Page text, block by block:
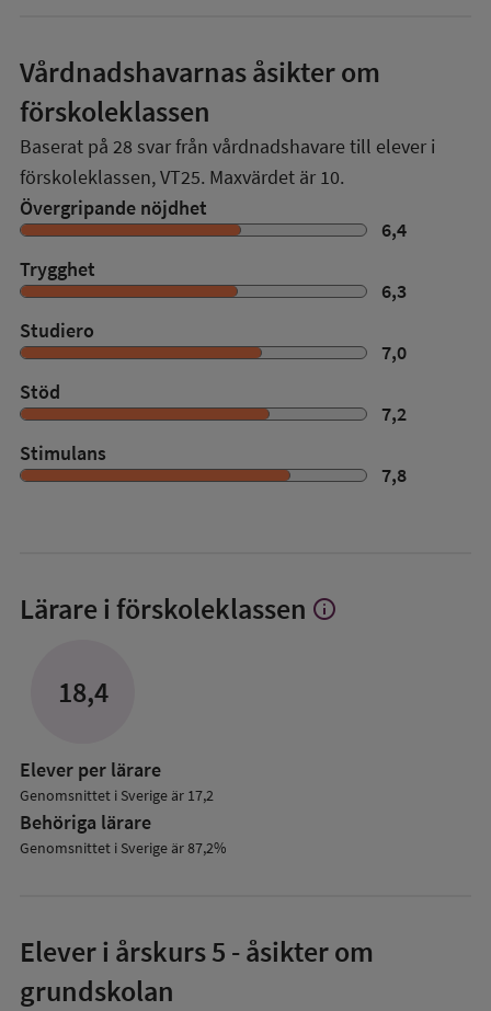
Vårdnadshavarnas åsikter om
förskoleklassen
Baserat på 28 svar från vårdnadshavare till elever i
förskoleklassen,VT25. Maxvärdet är 10.
Övergripande nöjdhet
6,4
Trygghet
6,3
Studiero
7,0
Stöd
7,2
Stimulans
7,8
Lärare i förskoleklassen Visa
info
18,4
Elever per lärare
Genomsnittet i Sverige är 17,2
Behöriga lärare
Genomsnittet i Sverige är 87,2%
Elever i årskurs 5 - åsikter om
grundskolan